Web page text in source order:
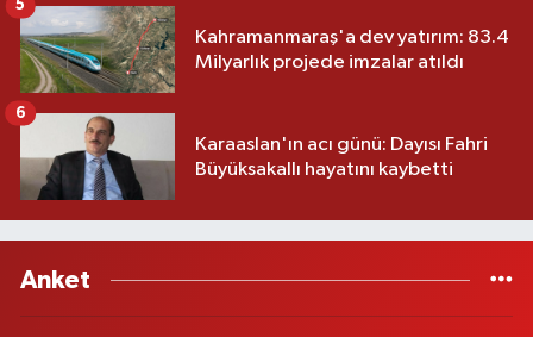
Kahramanmaraş'a dev yatırım: 83.4
Milyarlık projede imzalar atıldı
5
Karaaslan'ın acı günü: Dayısı Fahri
Büyüksakallı hayatını kaybetti
6
Anket